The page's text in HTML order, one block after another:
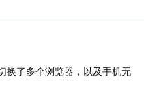
换了多个浏览器，以及手机无